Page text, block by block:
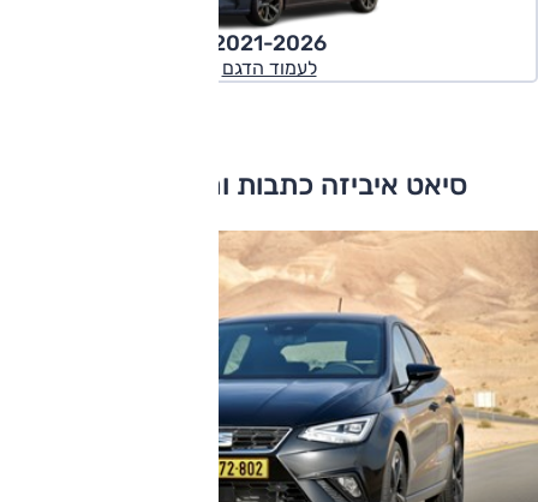
2021-2026
לעמוד הדגם
סיאט איביזה כתבות ומבחני דרכים